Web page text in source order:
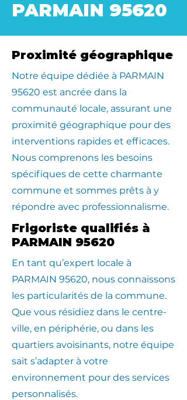
PARMAIN 95620
Proximité géographique
​Notre équipe dédiée à PARMAIN
95620 est ancrée dans la
communauté locale, assurant une
proximité géographique pour des
interventions rapides et efficaces.
Nous comprenons les besoins
spécifiques de cette charmante
commune et sommes prêts à y
répondre avec professionnalisme.
Frigoriste qualifiés à
PARMAIN 95620
En tant qu’expert locale à
PARMAIN 95620, nous connaissons
les particularités de la commune.
Que vous résidiez dans le centre-
ville, en périphérie, ou dans les
quartiers avoisinants, notre équipe
sait s’adapter à votre
environnement pour des services
personnalisés.